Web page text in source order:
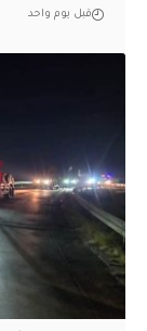
قبل يوم واحد